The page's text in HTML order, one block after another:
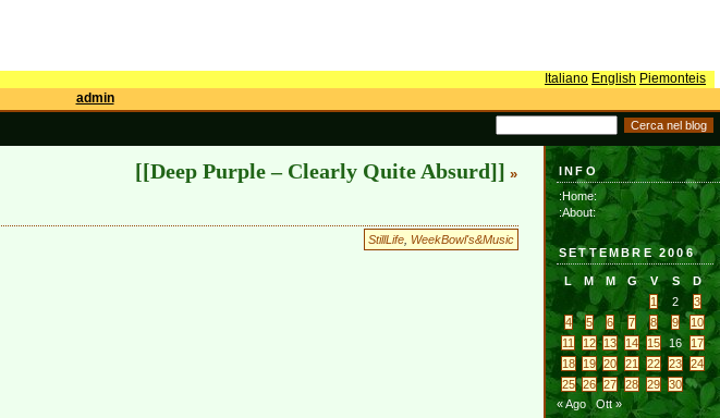
Italiano English Piemonteis
admin
[[Deep Purple – Clearly Quite Absurd]] »
StillLife WeekBowl's&Music
INFO
:Home:
:About:
SETTEMBRE 2006
L M M G V S
D
1
2
3
4
5 6 7 8 9
10
11
12 13 14 15 16
17
18
19 20 21 22 23
24
25
26 27 28 29
30
« Ago
Ott »